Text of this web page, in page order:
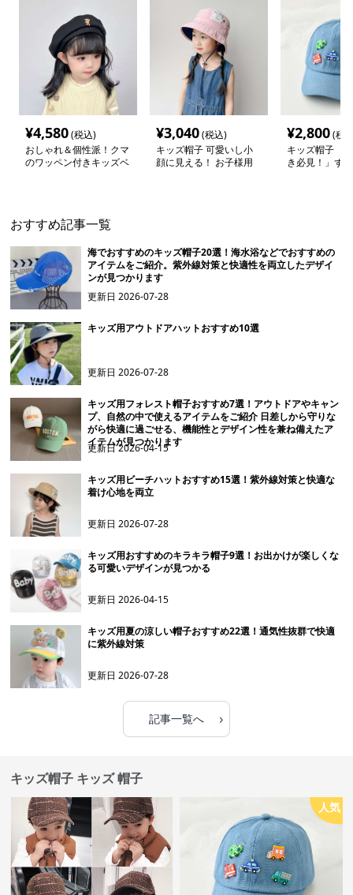
¥4,580(税込)
おしゃれ＆個性派！クマ
のワッペン付きキッズベ
¥3,040(税込)
キッズ帽子 可愛いし小
顔に見える！ お子様用
¥2,800(税
キッズ帽子 「
き必見！」ず
おすすめ記事一覧
海でおすすめのキッズ帽子20選！海水浴などでおすすめの
アイテムをご紹介。紫外線対策と快適性を両立したデザイ
ンが見つかります
更新日2026-07-28
キッズ用アウトドアハットおすすめ10選
更新日2026-07-28
キッズ用フォレスト帽子おすすめ7選！アウトドアやキャン
プ、自然の中で使えるアイテムをご紹介 日差しから守りな
がら快適に過ごせる、機能性とデザイン性を兼ね備えたア
イテムが見つかります
更新日2026-04-15
キッズ用ビーチハットおすすめ15選！紫外線対策と快適な
着け心地を両立
更新日2026-07-28
キッズ用おすすめのキラキラ帽子9選！お出かけが楽しくな
る可愛いデザインが見つかる
更新日2026-04-15
キッズ用夏の涼しい帽子おすすめ22選！通気性抜群で快適
に紫外線対策
更新日2026-07-28
記事一覧へ ›
キッズ帽子 キッズ 帽子
人気